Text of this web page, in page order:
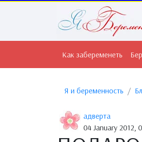
Как забеременеть
Я и беременность
адверта
04 January 2012,